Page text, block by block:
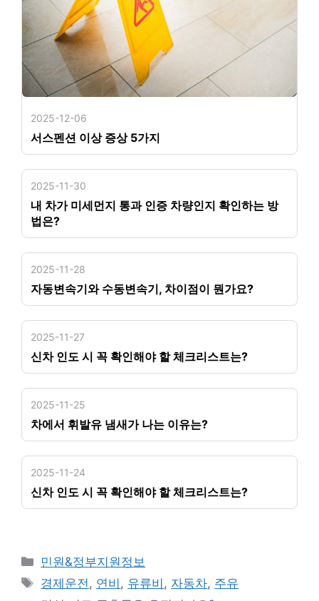
2025-12-06
서스펜션 이상 증상 5가지
2025-11-30
내 차가 미세먼지 통과 인증 차량인지 확인하는 방
법은?
2025-11-28
자동변속기와 수동변속기, 차이점이 뭔가요?
2025-11-27
신차 인도 시 꼭 확인해야 할 체크리스트는?
2025-11-25
차에서 휘발유 냄새가 나는 이유는?
2025-11-24
신차 인도 시 꼭 확인해야 할 체크리스트는?
카
테
고
민원&정부지원정보
태
그
경제운전 , 연비 , 유류비 , 자동차, 주유